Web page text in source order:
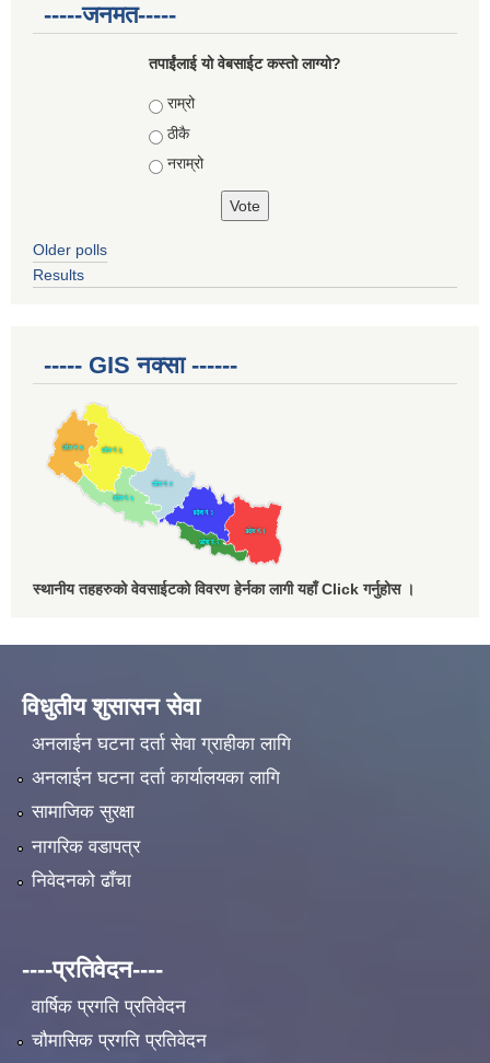
-----जनमत-----
तपाईंलाई यो वेबसाईट कस्तो लाग्यो?
Choices
राम्रो
ठीकै
नराम्रो
Older polls
Results
----- GIS नक्सा ------
स्थानीय तहहरुको वेवसाईटको विवरण हेर्नका लागी यहाँ Click गर्नुहोस ।
विधुतीय शुसासन सेवा
अनलाईन घटना दर्ता सेवा ग्राहीका लागि
अनलाईन घटना दर्ता कार्यालयका लागि
सामाजिक सुरक्षा
नागरिक वडापत्र
निवेदनको ढाँचा
----प्रतिवेदन----
वार्षिक प्रगति प्रतिवेदन
चौमासिक प्रगति प्रतिवेदन